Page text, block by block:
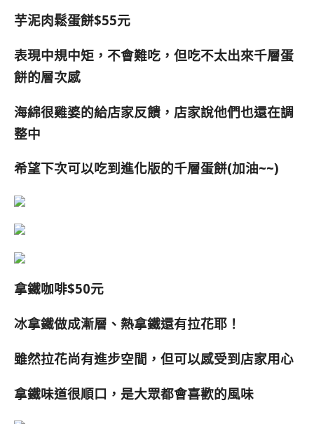
芋泥肉鬆蛋餅$55元
表現中規中矩，不會難吃，但吃不太出來千層蛋
餅的層次感
海綿很雞婆的給店家反饋，店家說他們也還在調
整中
希望下次可以吃到進化版的千層蛋餅(加油~~)
拿鐵咖啡$50元
冰拿鐵做成漸層、熱拿鐵還有拉花耶！
雖然拉花尚有進步空間，但可以感受到店家用心
拿鐵味道很順口，是大眾都會喜歡的風味